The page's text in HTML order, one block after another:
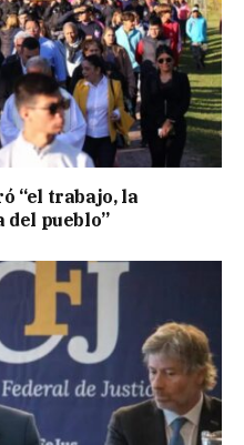
“el trabajo, la
del pueblo”